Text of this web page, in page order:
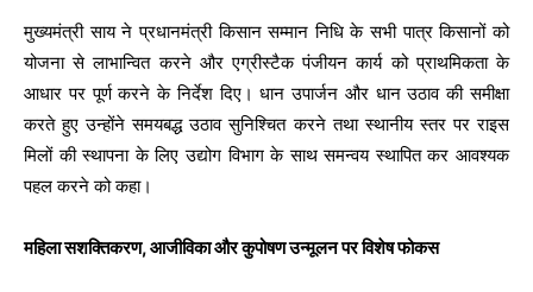
मुख्यमंत्री साय ने प्रधानमंत्री किसान सम्मान निधि के सभी पात्र किसानों को
योजना से लाभान्वित करने और एग्रीस्टैक पंजीयन कार्य को प्राथमिकता के
आधार पर पूर्ण करने के निर्देश दिए। धान उपार्जन और धान उठाव की समीक्षा
करते हुए उन्होंने समयबद्ध उठाव सुनिश्चित करने तथा स्थानीय स्तर पर राइस
मिलों की स्थापना के लिए उद्योग विभाग के साथ समन्वय स्थापित कर आवश्यक
पहल करने को कहा।
महिला सशक्तिकरण, आजीविका और कुपोषण उन्मूलन पर विशेष फोकस